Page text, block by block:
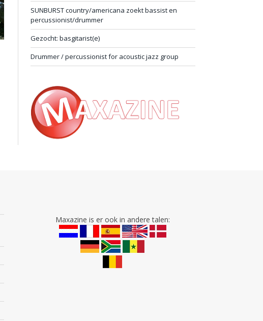
SUNBURST country/americana zoekt bassist en
percussionist/drummer
Gezocht: basgitarist(e)
Drummer / percussionist for acoustic jazz group
Maxazine is er ook in andere talen: